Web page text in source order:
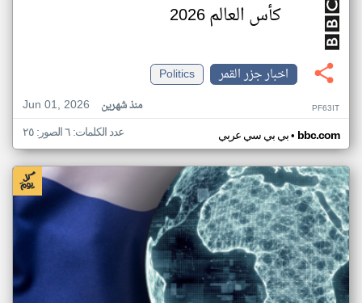
كأس العالم 2026
اخبار جزر القمر
Politics
Jun 01, 2026
منذ شهرين PF63IT
بي بي سي عربي• bbc.com عدد الكلمات: ٦ الصور: ٢٥